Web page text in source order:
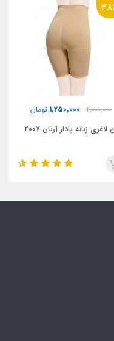
2,000,000
1,250,000 تومان
لاغری زنانه پادار آرتان 2007